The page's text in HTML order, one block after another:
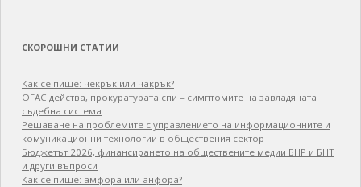
СКОРОШНИ СТАТИИ
Как се пише: чекрък или чакрък?
OFAC действа, прокуратурата спи – симптомите на завладяната
съдебна система
Решаване на проблемите с управлението на информационните и
комуникационни технологии в обществения сектор
Бюджетът 2026, финансирането на обществените медии БНР и БНТ
и други въпроси
Как се пише: амфора или анфора?